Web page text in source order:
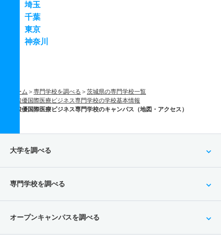
埼玉
千葉
東京
神奈川
ホーム 専門学校を調べる
茨城県の専門学校一覧
駿優国際医療ビジネス専門学校の学校基本情報
駿優国際医療ビジネス専門学校のキャンパス（地図・アクセス）
大学を調べる
専門学校を調べる
オープンキャンパスを調べる